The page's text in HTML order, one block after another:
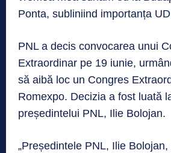
Ponta, subliniind importanța
PNL a decis convocarea unui
Extraordinar pe 19 iunie,
să aibă loc un Congres
Romexpo. Decizia a fost luată
președintelui PNL, Ilie Bolojan.
„Președintele PNL, Ilie